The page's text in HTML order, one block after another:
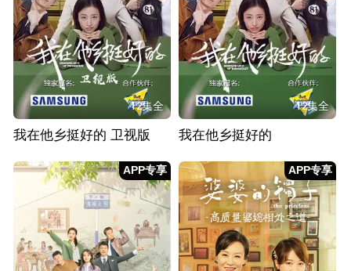
12集全
我在他乡挺好的 卫视版
12集全
我在他乡挺好的
APP专享 APP专享